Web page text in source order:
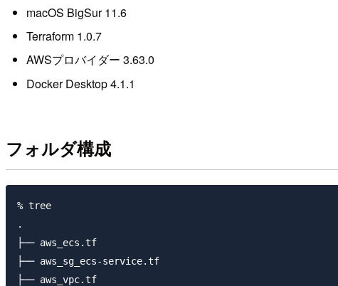
macOS BigSur 11.6
Terraform 1.0.7
AWSプロバイダー 3.63.0
Docker Desktop 4.1.1
フォルダ構成
% tree
.
├── aws_ecs.tf
├── aws_sg_ecs-service.tf
├── aws_vpc.tf